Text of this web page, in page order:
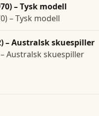
– Tysk modell
– Tysk modell
– Australsk skuespiller
Australsk skuespiller